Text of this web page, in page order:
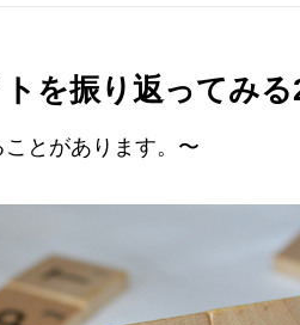
を振り返ってみる
とがあります。〜